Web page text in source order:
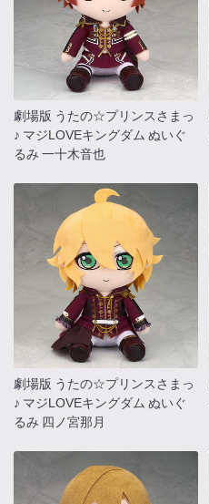
劇場版 うたの☆プリンスさまっ
♪ マジLOVEキングダム ぬいぐ
るみ 一十木音也
劇場版 うたの☆プリンスさまっ
♪ マジLOVEキングダム ぬいぐ
るみ 四ノ宮那月